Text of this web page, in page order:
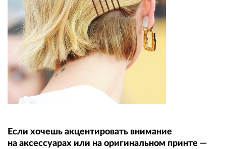
Если хочешь акцентировать внимание
на аксессуарах или на оригинальном принте —